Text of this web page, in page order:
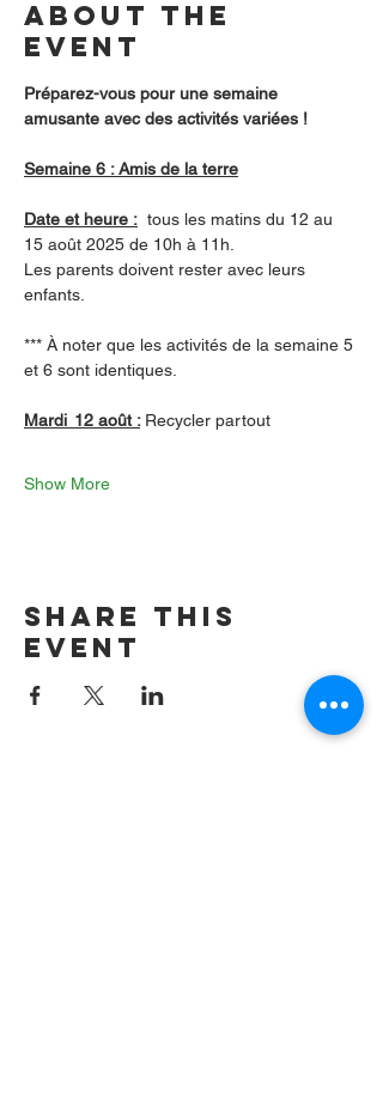
About the
event
Préparez-vous pour une semaine
amusante avec des activités variées !
Semaine 6 : Amis de la terre
Date et heure :
  tous les matins du 12 au
15 août 2025 de 10h à 11h.
Les parents doivent rester avec leurs
enfants.
*** À noter que les activités de la semaine 5
et 6 sont identiques.
Mardi  12 août : Recycler partout
Show More
Share this
event